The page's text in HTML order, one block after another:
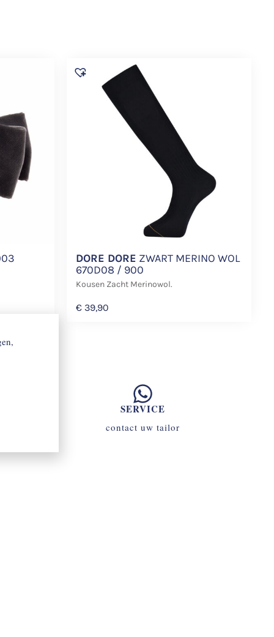
DORE DORE ZWART MERINO WOL
670D08 / 900
Kousen Zacht Merinowol.
€39,90
SERVICE
contact uw tailor